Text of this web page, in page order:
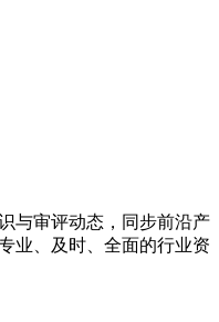
与审评动态，同步前沿产
业、及时、全面的行业资